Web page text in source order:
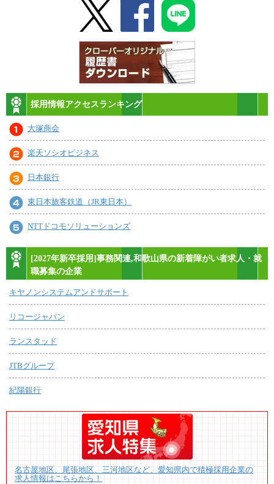
採用情報アクセスランキング
大塚商会
楽天ソシオビジネス
日本銀行
東日本旅客鉄道（JR東日本）
NTTドコモソリューションズ
[2027年新卒採用]事務関連,和歌山県の新着障がい者求人・就
職募集の企業
キヤノンシステムアンドサポート
リコージャパン
ランスタッド
JTBグループ
紀陽銀行
名古屋地区、尾張地区、三河地区など、愛知県内で積極採用企業の
求人情報はこちらから！